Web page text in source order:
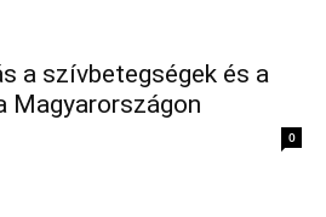
a szívbetegségek és a
Magyarországon
0